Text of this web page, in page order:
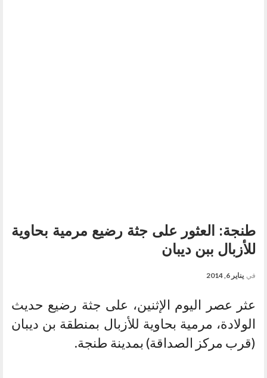
طنجة: العثور على جثة رضيع مرمية بحاوية
للأزبال ببن ديبان
في يناير 6, 2014
عثر عصر اليوم الإثنين، على جثة رضيع حديث
الولادة، مرمية بحاوية للأزبال بمنطقة بن ديبان
(قرب مركز الصداقة) بمدينة طنجة.